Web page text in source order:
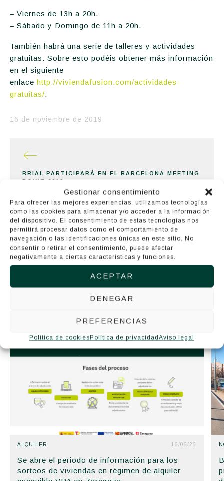
Gestionar consentimiento
Para ofrecer las mejores experiencias, utilizamos tecnologías
como las cookies para almacenar y/o acceder a la información
del dispositivo. El consentimiento de estas tecnologías nos
permitirá procesar datos como el comportamiento de
navegación o las identificaciones únicas en este sitio. No
consentir o retirar el consentimiento, puede afectar
negativamente a ciertas características y funciones.
ACEPTAR
DENEGAR
PREFERENCIAS
Política de cookiesPolítica de privacidadAviso legal
– Viernes de 13h a 20h.
– Sábado y Domingo de 11h a 20h.
También habrá una serie de talleres y actividades
gratuitas. Sobre esto podéis obtener más información
en el siguiente
enlace http://viviendafusion.com/actividades-
gratuitas/.
16 de noviembre de 2019
BRIAL PARTICIPARÁ EN EL BARCELONA MEETING
POINT 2019
RECONOCIMIENTO A LA SOLIDARIDAD
EMPRESARIAL EN LA V CUMBRE POR LA
COMPETITIVIDAD DE ARAGÓN
Artículos relacionados
ALQUILER 16/06/26
Se abre el periodo de información para los
sorteos de viviendas en régimen de alquiler